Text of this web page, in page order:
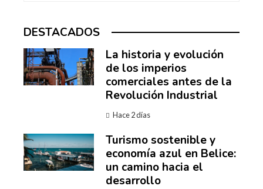
DESTACADOS
La historia y evolución
de los imperios
comerciales antes de la
Revolución Industrial
Hace 2 días
Turismo sostenible y
economía azul en Belice:
un camino hacia el
desarrollo